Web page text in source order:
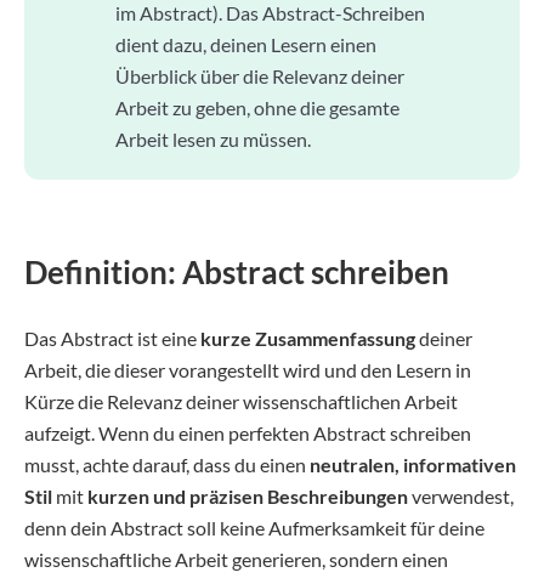
im Abstract). Das Abstract-Schreiben
dient dazu, deinen Lesern einen
Überblick über die Relevanz deiner
Arbeit zu geben, ohne die gesamte
Arbeit lesen zu müssen.
Definition: Abstract schreiben
Das Abstract ist eine kurze Zusammenfassungdeiner
Arbeit, die dieser vorangestellt wird und den Lesern in
Kürze die Relevanz deiner wissenschaftlichen Arbeit
aufzeigt. Wenn du einen perfekten Abstract schreiben
musst, achte darauf, dass du einen neutralen, informativen
Stil mit kurzen und präzisen Beschreibungenverwendest,
denn dein Abstract soll keine Aufmerksamkeit für deine
wissenschaftliche Arbeit generieren, sondern einen